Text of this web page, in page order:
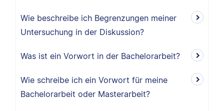
Wie beschreibe ich Begrenzungen meiner
Untersuchung in der Diskussion?
Was ist ein Vorwort in der Bachelorarbeit?
Wie schreibe ich ein Vorwort für meine
Bachelorarbeit oder Masterarbeit?